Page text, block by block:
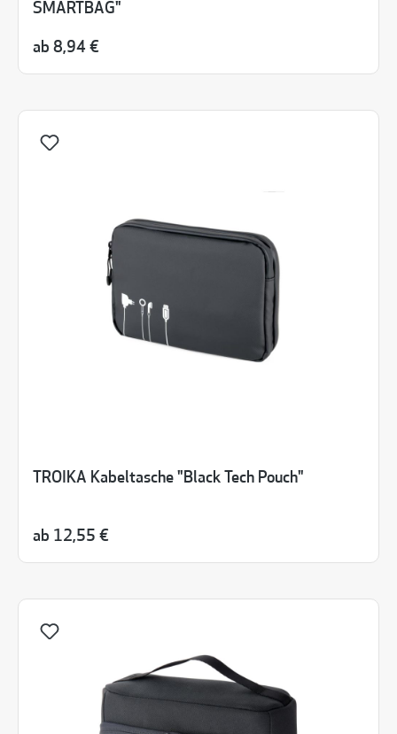
SMARTBAG"
ab 8,94 €
TROIKA Kabeltasche "Black Tech Pouch"
ab 12,55 €